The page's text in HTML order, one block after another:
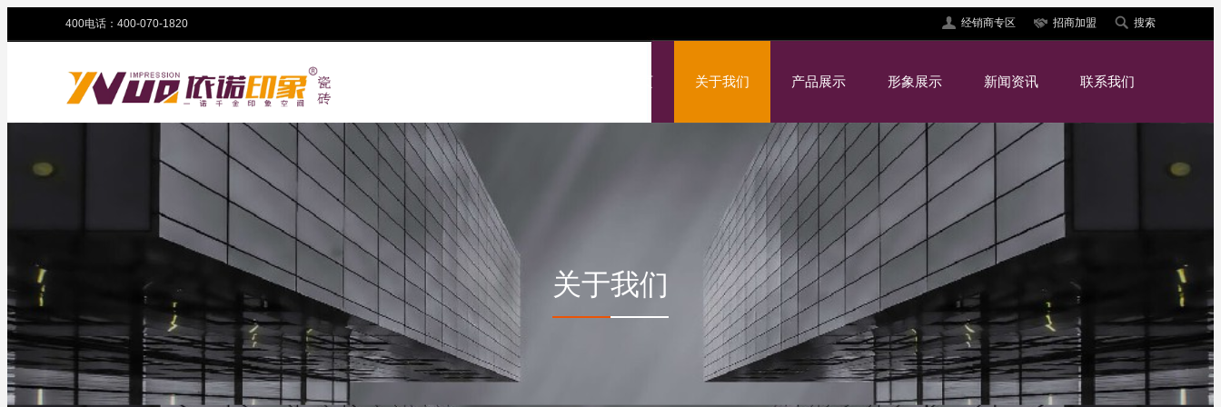
400电话：400-070-1820 搜索
招商加盟
经销商专区
网站首页 关于我们 产品展示 形象展示 新闻资讯 联系我们
关于我们